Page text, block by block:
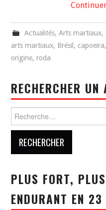
Actualités, Arts martiaux,
arts martiaux, Brésil , capoeira,
origine,roda
RECHERCHER
PLUS FORT,
ENDURANT EN 23